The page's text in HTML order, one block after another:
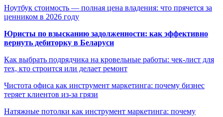
Ноутбук стоимость — полная цена владения: что прячется за
ценником в 2026 году
Юристы по взысканию задолженности: как эффективно
вернуть дебиторку в Беларуси
Как выбрать подрядчика на кровельные работы: чек-лист для
тех, кто строится или делает ремонт
Чистота офиса как инструмент маркетинга: почему бизнес
теряет клиентов из-за грязи
Натяжные потолки как инструмент маркетинга: почему